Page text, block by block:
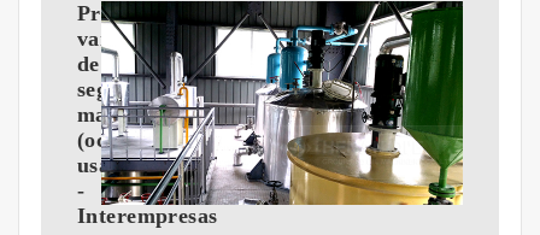
Prensas
varias
de
segunda
mano
(ocasión,
usado)
-
Interempresas